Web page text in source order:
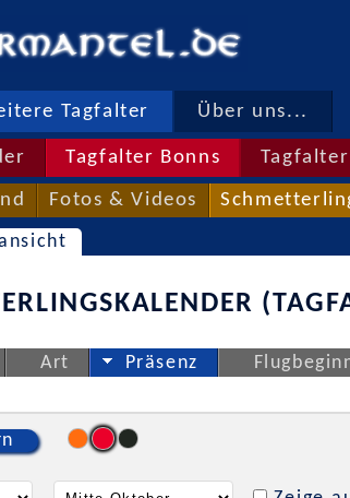
Tagfalter Über uns...
Tagfalter Bonns
Fotos & Videos
Art Präsenz